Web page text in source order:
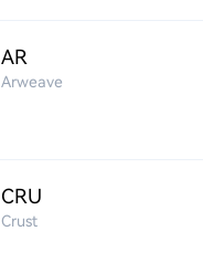
AR
Arweave
CRU
Crust